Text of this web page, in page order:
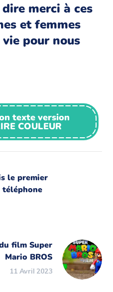
merci à ces
et femmes
pour nous
texte version
COULEUR
le premier
téléphone
film Super
Mario BROS
11 Avril 2023